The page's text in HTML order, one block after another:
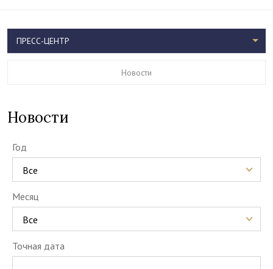
Новости
Год
Все
Месяц
Все
Точная дата
ПРЕСС-ЦЕНТР
Новости